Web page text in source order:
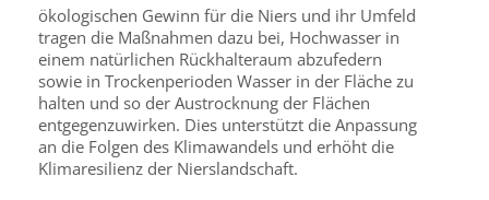
ökologischen Gewinn für die Niers und ihr Umfeld
tragen die Maßnahmen dazu bei, Hochwasser in
einem natürlichen Rückhalteraum abzufedern
sowie in Trockenperioden Wasser in der Fläche zu
halten und so der Austrocknung der Flächen
entgegenzuwirken. Dies unterstützt die Anpassung
an die Folgen des Klimawandels und erhöht die
Klimaresilienz der Nierslandschaft.